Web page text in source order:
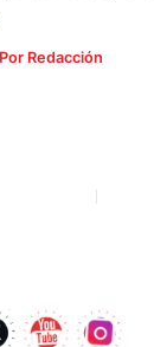
Redacción